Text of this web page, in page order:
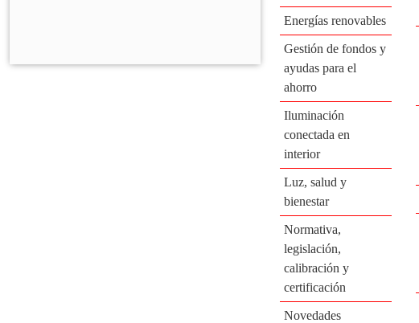
Energías renovables
Gestión de fondos y
ayudas para el
ahorro
Iluminación
conectada en
interior
Luz, salud y
bienestar
Normativa,
legislación,
calibración y
certificación
Novedades